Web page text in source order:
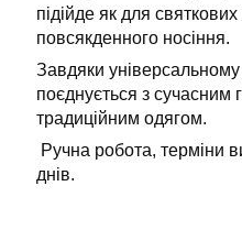
підійде як для святкових
повсякденного носіння.
Завдяки
поєднується з сучасним
традиційним одягом.
Ручна робота, терміни
днів.